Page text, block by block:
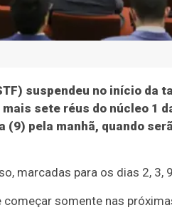
suspendeu no início da
mais sete réus do núcleo 1
pela manhã, quando
marcadas para os dias 2, 3,
somente nas